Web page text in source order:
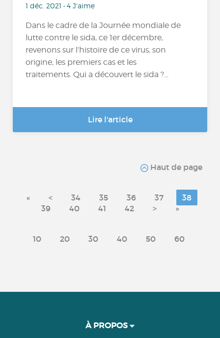
1 déc. 2021 • 4 J'aime
Dans le cadre de la Journée mondiale de
lutte contre le sida, ce 1er décembre,
revenons sur l’histoire de ce virus, son
origine, les premiers cas et les
traitements. Qui a découvert le sida ?...
Lire l'article
Haut de page
« < 34 35 36 37
38
39
40 41 42 > »
10 20 30 40 50 60
À PROPOS